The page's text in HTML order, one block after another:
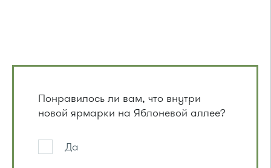
Понравилось ли вам, что внутри
новой ярмарки на Яблоневой аллее?
Да